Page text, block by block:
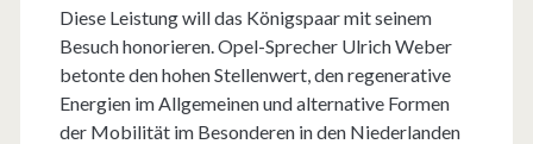
Diese Leistung will das Königspaar mit seinem
Besuch honorieren. Opel-Sprecher Ulrich Weber
betonte den hohen Stellenwert, den regenerative
Energien im Allgemeinen und alternative Formen
der Mobilität im Besonderen in den Niederlanden